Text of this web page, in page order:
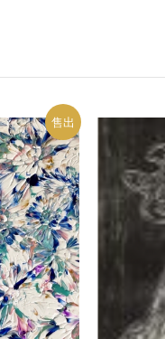
售出